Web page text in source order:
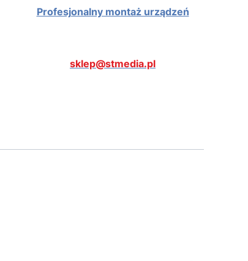
Profesjonalny montaż urządzeń
sklep@stmedia.pl